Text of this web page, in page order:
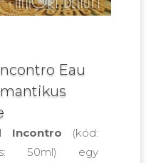
Eau
Incontro (kód:
50ml) egy